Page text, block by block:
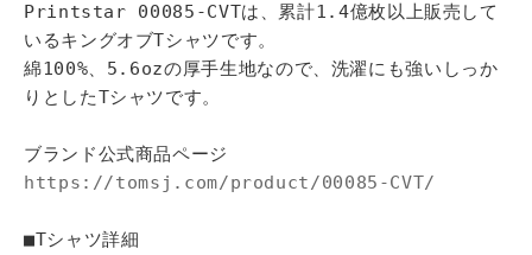
Printstar 00085-CVTは、累計1.4億枚以上販売して
いるキングオブTシャツです。
綿100%、5.6ozの厚手生地なので、洗濯にも強いしっか
りとしたTシャツです。
ブランド公式商品ページ
https://tomsj.com/product/00085-CVT/
■Tシャツ詳細